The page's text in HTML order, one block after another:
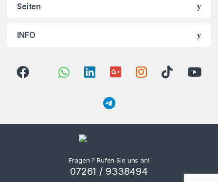
Seiten
INFO
Fragen ? Rufen Sie uns an!
07261 / 9338494